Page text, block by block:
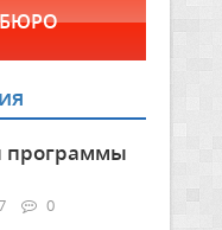
программы
0